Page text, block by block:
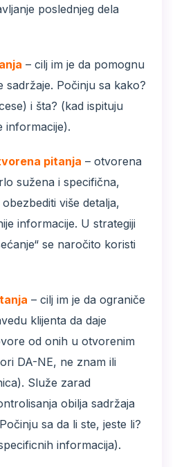
poslednjeg dela
– cilj im je da pomognu
sadržaje. Počinju sa kako?
i šta? (kad ispituju
informacije).
pitanja – otvorena
sužena i specifična,
više detalja,
informacije. U strategiji
se naročito koristi
– cilj im je da ograniče
klijenta da daje
od onih u otvorenim
DA-NE, ne znam ili
Služe zarad
obilja sadržaja
sa da li ste, jeste li?
informacija).